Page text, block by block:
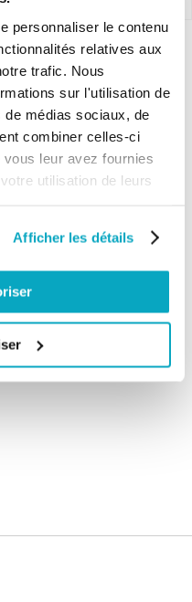
personnaliser le contenu
relatives aux
trafic. Nous
sur l'utilisation de
médias sociaux, de
combiner celles-ci
leur avez fournies
utilisation de leurs
Afficher les détails